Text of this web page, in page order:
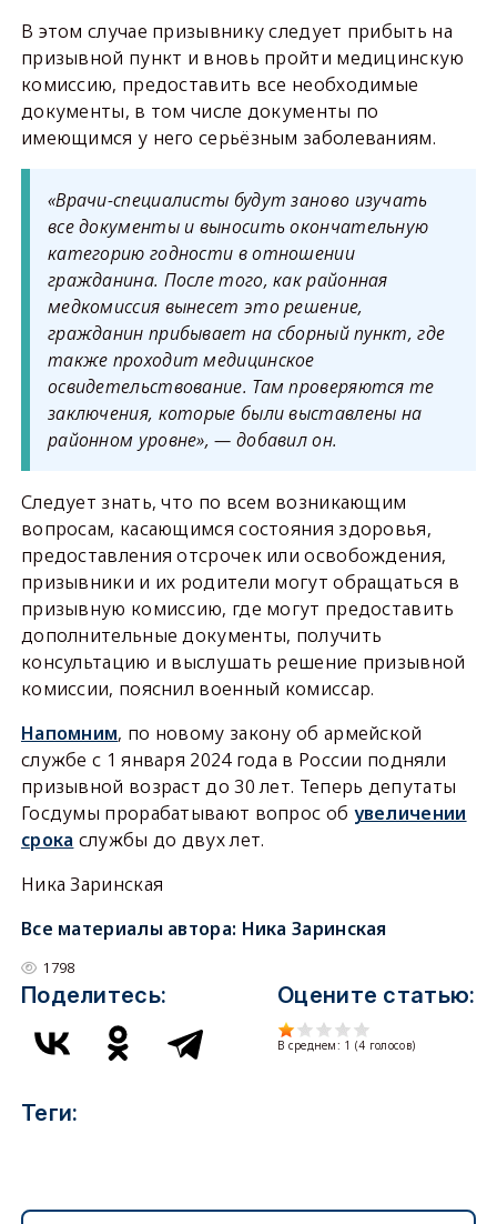
В этом случае призывнику следует прибыть на
призывной пункт и вновь пройти медицинскую
комиссию, предоставить все необходимые
документы, в том числе документы по
имеющимся у него серьёзным заболеваниям.
«Врачи-специалисты будут заново изучать
все документы и выносить окончательную
категорию годности в отношении
гражданина. После того, как районная
медкомиссия вынесет это решение,
гражданин прибывает на сборный пункт, где
также проходит медицинское
освидетельствование. Там проверяются те
заключения, которые были выставлены на
районном уровне», — добавил он.
Следует знать, что по всем возникающим
вопросам, касающимся состояния здоровья,
предоставления отсрочек или освобождения,
призывники и их родители могут обращаться в
призывную комиссию, где могут предоставить
дополнительные документы, получить
консультацию и выслушать решение призывной
комиссии, пояснил военный комиссар.
Напомним, по новому закону об армейской
службе с 1 января 2024 года в России подняли
призывной возраст до 30 лет. Теперь депутаты
Госдумы прорабатывают вопрос об увеличении
срока службы до двух лет.
Ника Заринская
Все материалы автора: Ника Заринская
1798
Поделитесь: Оцените статью:
В среднем: 1 (4 голосов)
Теги: